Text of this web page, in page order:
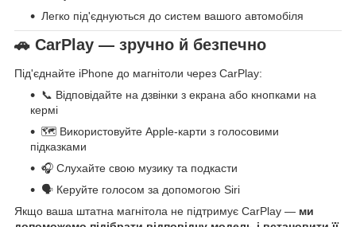
Легко під'єднуються до систем вашого автомобіля
🚗 CarPlay — зручно й безпечно
Під'єднайте iPhone до магнітоли через CarPlay:
📞 Відповідайте на дзвінки з екрана або кнопками на
кермі
🗺 Використовуйте Apple-карти з голосовими
підказками
🎧 Слухайте свою музику та подкасти
🗣 Керуйте голосом за допомогою Siri
Якщо ваша штатна магнітола не підтримує CarPlay — ми